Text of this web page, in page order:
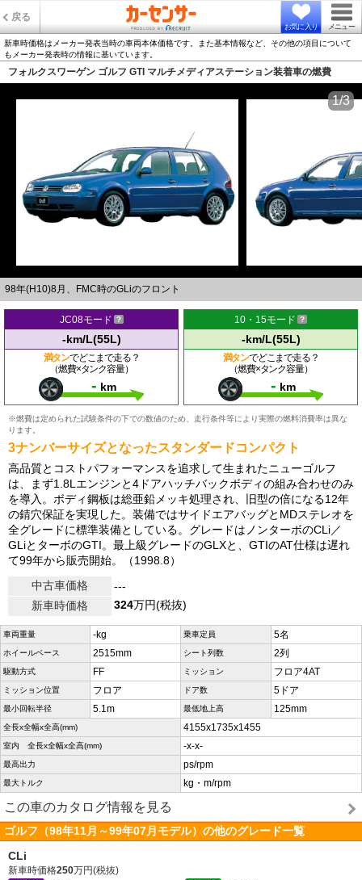
戻る
お気に入り メニュー
新車時価格はメーカー発表当時の車両本体価格です。また基本情報など、その他の項目について
もメーカー発表時の情報に基いています。
フォルクスワーゲン ゴルフ GTI マルチメディアステーション装着車の燃費
98年(H10)8月、FMC時のGLiのフロント
1/3
JC08モード
-km/L(55L)
満タンでどこまで走る？
（燃費×タンク容量）
- km
10・15モード
-km/L(55L)
満タンでどこまで走る？
（燃費×タンク容量）
- km
※燃費は定められた試験条件の下での数値のため、走行条件等により実際の燃料消費率は異な
ります。
3ナンバーサイズとなったスタンダードコンパクト
高品質とコストパフォーマンスを追求して生まれたニューゴルフ
は、まず1.8Lエンジンと4ドアハッチバックボディの組み合わせのみ
を導入。ボディ鋼板は総亜鉛メッキ処理され、旧型の倍になる12年
の錆穴保証を実現した。装備ではサイドエアバッグとMDステレオを
全グレードに標準装備としている。グレードはノンターボのCLi／
GLiとターボのGTI。最上級グレードのGLXと、GTIのAT仕様は遅れ
て99年から販売開始。（1998.8）
中古車価格
---
新車時価格
324万円(税抜)
車両重量 -kg 乗車定員 5名
ホイールベース 2515mm シート列数 2列
駆動方式 FF ミッション フロア4AT
ミッション位置 フロア ドア数 5ドア
最小回転半径 5.1m 最低地上高 125mm
全長x全幅x全高(mm) 4155x1735x1455
室内 全長x全幅x全高(mm) -x-x-
最高出力 ps/rpm
最大トルク kg・m/rpm
この車のカタログ情報を見る
ゴルフ（98年11月～99年07月モデル）の他のグレード一覧
CLi
新車時価格250万円(税抜)